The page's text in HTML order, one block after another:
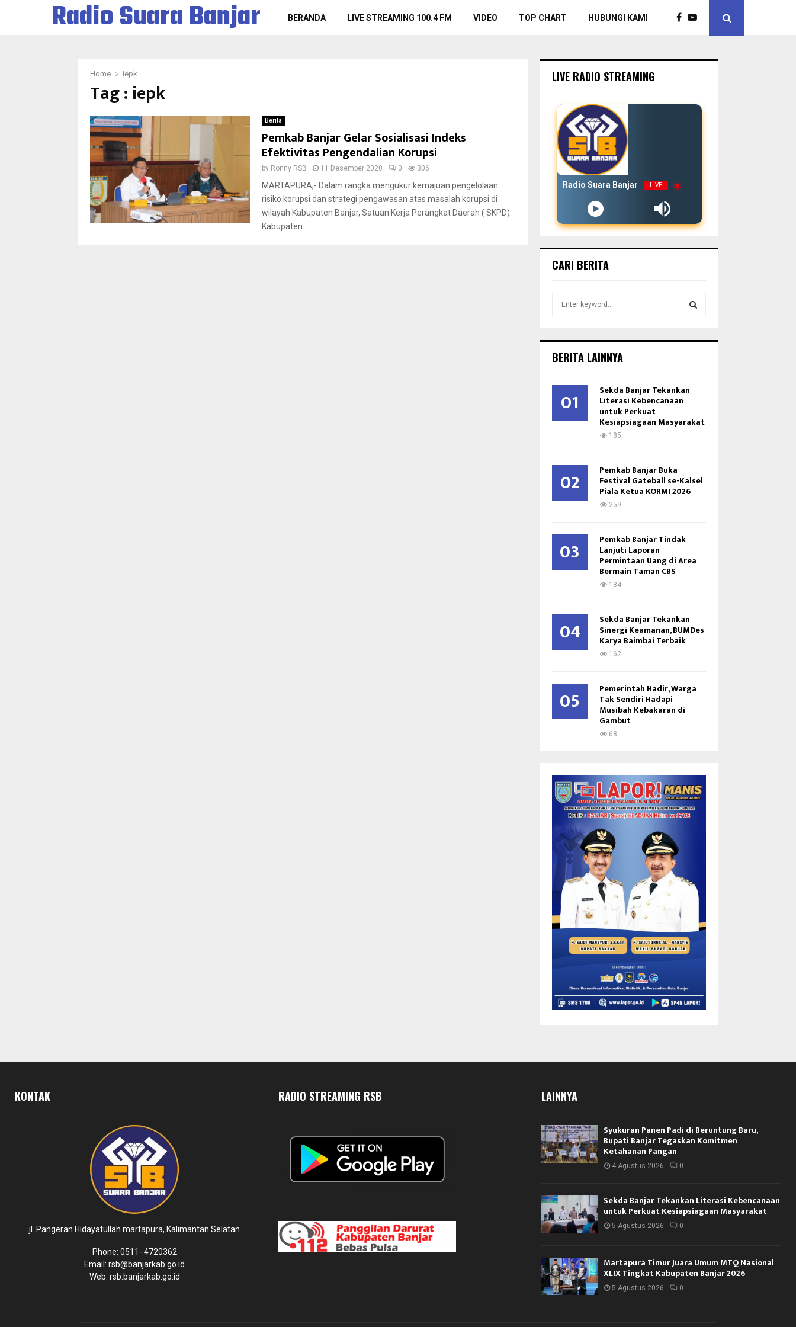
Radio Suara Banjar BERANDA LIVE STREAMING 100.4 FM VIDEO TOP CHART HUBUNGI KAMI
Home iepk
Tag : iepk
Berita
Pemkab Banjar Gelar Sosialisasi Indeks
Efektivitas Pengendalian Korupsi
by Ronny RSB 11 Desember 2020 0 306
MARTAPURA,- Dalam rangka mengukur kemajuan pengelolaan
risiko korupsi dan strategi pengawasan atas masalah korupsi di
wilayah Kabupaten Banjar, Satuan Kerja Perangkat Daerah ( SKPD)
Kabupaten...
LIVE RADIO STREAMING
Radio Suara Banjar LIVE
CARI BERITA
h
o
C
BERITA LAINNYA
01 Sekda Banjar Tekankan
Literasi Kebencanaan
untuk Perkuat
Kesiapsiagaan Masyarakat
185
02 Pemkab Banjar Buka
Festival Gateball se-Kalsel
Piala Ketua KORMI 2026
259
03 Pemkab Banjar Tindak
Lanjuti Laporan
Permintaan Uang di Area
Bermain Taman CBS
184
04 Sekda Banjar Tekankan
Sinergi Keamanan, BUMDes
Karya Baimbai Terbaik
162
05 Pemerintah Hadir, Warga
Tak Sendiri Hadapi
Musibah Kebakaran di
Gambut
68
KONTAK
jl. Pangeran Hidayatullah martapura, Kalimantan Selatan
Phone: 0511- 4720362
Email: rsb@banjarkab.go.id
Web: rsb.banjarkab.go.id
RADIO STREAMING RSB LAINNYA
Syukuran Panen Padi di Beruntung Baru,
Bupati Banjar Tegaskan Komitmen
Ketahanan Pangan
4 Agustus 2026 0
Sekda Banjar Tekankan Literasi Kebencanaan
untuk Perkuat Kesiapsiagaan Masyarakat
5 Agustus 2026 0
Martapura Timur Juara Umum MTQ Nasional
XLIX Tingkat Kabupaten Banjar 2026
5 Agustus 2026 0